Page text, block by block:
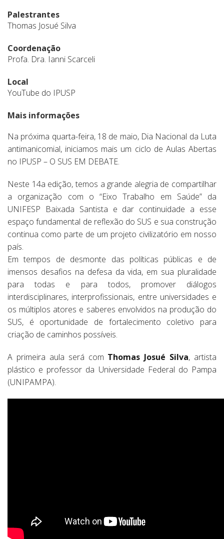
Palestrantes
Thomas Josué Silva
Coordenação
Profa. Dra. Ianni Scarceli
Local
YouTube do IPUSP
Mais informações
Na próxima quarta-feira, 18 de maio, Dia Nacional da Luta
antimanicomial, iniciamos mais um ciclo de Aulas Abertas
no IPUSP – O SUS EM DEBATE.
Neste 14a edição, temos a grande alegria de compartilhar
a organização com o “Eixo Trabalho em Saúde” da
UNIFESP Baixada Santista e dar continuidade a esse
espaço fundamental de reflexão do SUS e sua construção
continua como parte de um projeto civilizatório em nosso
país.
Em tempos de desmonte das políticas públicas e de
imensos desafios na defesa da vida, em sua pluralidade
para todas e para todos, promover diálogos
interdisciplinares, interprofissionais, entre universidades e
os múltiplos atores e saberes envolvidos na produção do
SUS, é oportunidade de fortalecimento coletivo para
criação de caminhos possíveis.
A primeira aula será com Thomas Josué Silva, artista
plástico e professor da Universidade Federal do Pampa
(UNIPAMPA).